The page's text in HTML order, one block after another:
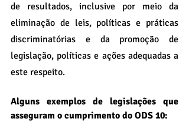
de resultados, inclusive por meio da
eliminação de leis, políticas e práticas
discriminatórias e da promoção de
legislação, políticas e ações adequadas a
este respeito.
Alguns exemplos de legislações que
asseguram o cumprimento do ODS 10: